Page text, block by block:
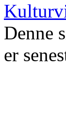
Denne
er